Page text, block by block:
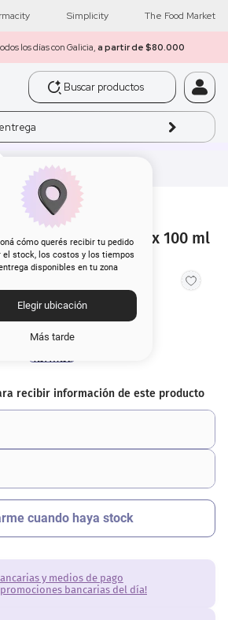
Simplicity The Food Market
los días con Galicia, a partir de $80.000
cómo querés recibir tu pedido
el stock, los costos y los tiempos
disponibles en tu zona
Elegir ubicación
Más tarde
Skin en Pote x 100 ml
y medios de pago
promociones bancarias del día!